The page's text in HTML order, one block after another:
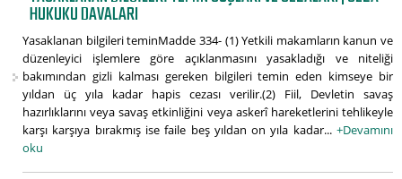
HUKUKU DAVALARI
Yasaklanan bilgileri teminMadde 334- (1) Yetkili makamların kanun ve
düzenleyici işlemlere göre açıklanmasını yasakladığı ve niteliği
bakımından gizli kalması gereken bilgileri temin eden kimseye bir
yıldan üç yıla kadar hapis cezası verilir.(2) Fiil, Devletin savaş
hazırlıklarını veya savaş etkinliğini veya askerî hareketlerini tehlikeyle
karşı karşıya bırakmış ise faile beş yıldan on yıla kadar... +Devamını
oku